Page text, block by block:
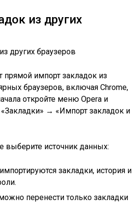
из других
прямой импорт закладок из
браузеров, включая Chrome,
откройте меню Opera и
→ «Импорт закладок и
выберите источник данных:
закладки, история и
перенести только закладки